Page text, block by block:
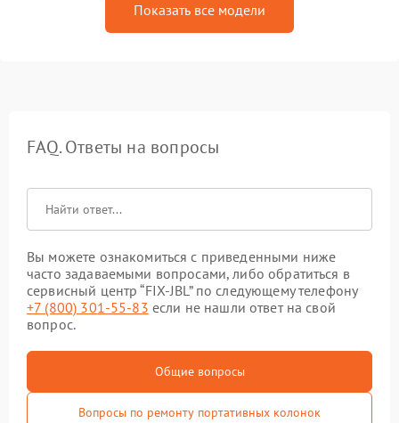
Показать все модели
FAQ. Ответы на вопросы
Вы можете ознакомиться с приведенными ниже
часто задаваемыми вопросами, либо обратиться в
сервисный центр “FIX-JBL” по следующему телефону
+7 (800) 301-55-83 если не нашли ответ на свой
вопрос.
Общие вопросы
Вопросы по ремонту портативных колонок